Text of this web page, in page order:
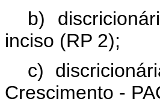
b)
inciso (RP 2);
c)
Crescimento -